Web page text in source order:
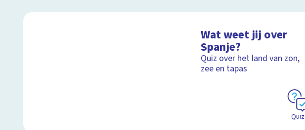
Wat weet jij over
Spanje?
Quiz over het land van zon,
zee en tapas
Quiz